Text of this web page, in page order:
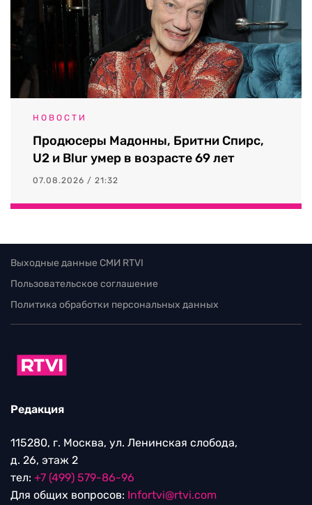
НОВОСТИ
Продюсеры Мадонны, Бритни Спирс,
U2 и Blur умер в возрасте 69 лет
07.08.2026 / 21:32
Выходные данные СМИ RTVI
Пользовательское соглашение
Политика обработки персональных данных
Редакция
115280, г. Москва, ул. Ленинская слобода,
д. 26, этаж 2
тел: +7 (499) 579-86-96
Для общих вопросов: Infortvi@rtvi.com